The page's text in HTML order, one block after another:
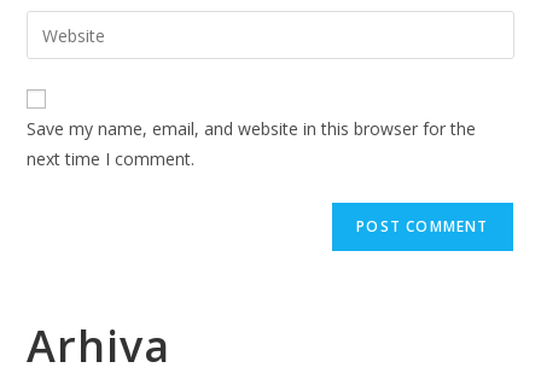
to
comment
email
address
comment
Enter
your
website
URL
(optional)
Save my name, email, and website in this browser for the
next time I comment.
Arhiva